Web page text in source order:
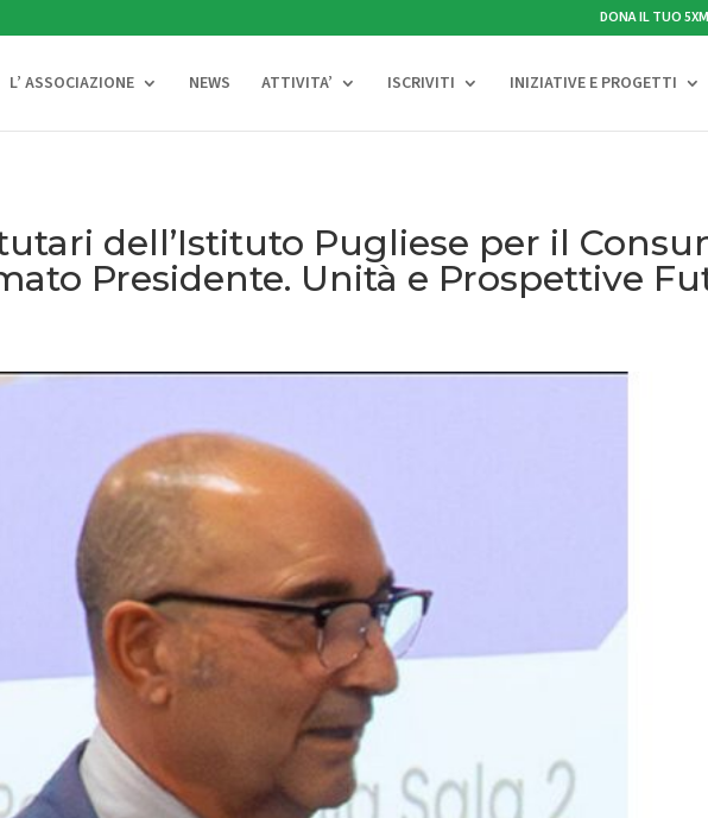
DONA IL TUO
L’ ASSOCIAZIONE NEWS ATTIVITA’ ISCRIVITI INIZIATIVE E PROGETTI
dell’Istituto Pugliese per il
Presidente. Unità e Prospettive